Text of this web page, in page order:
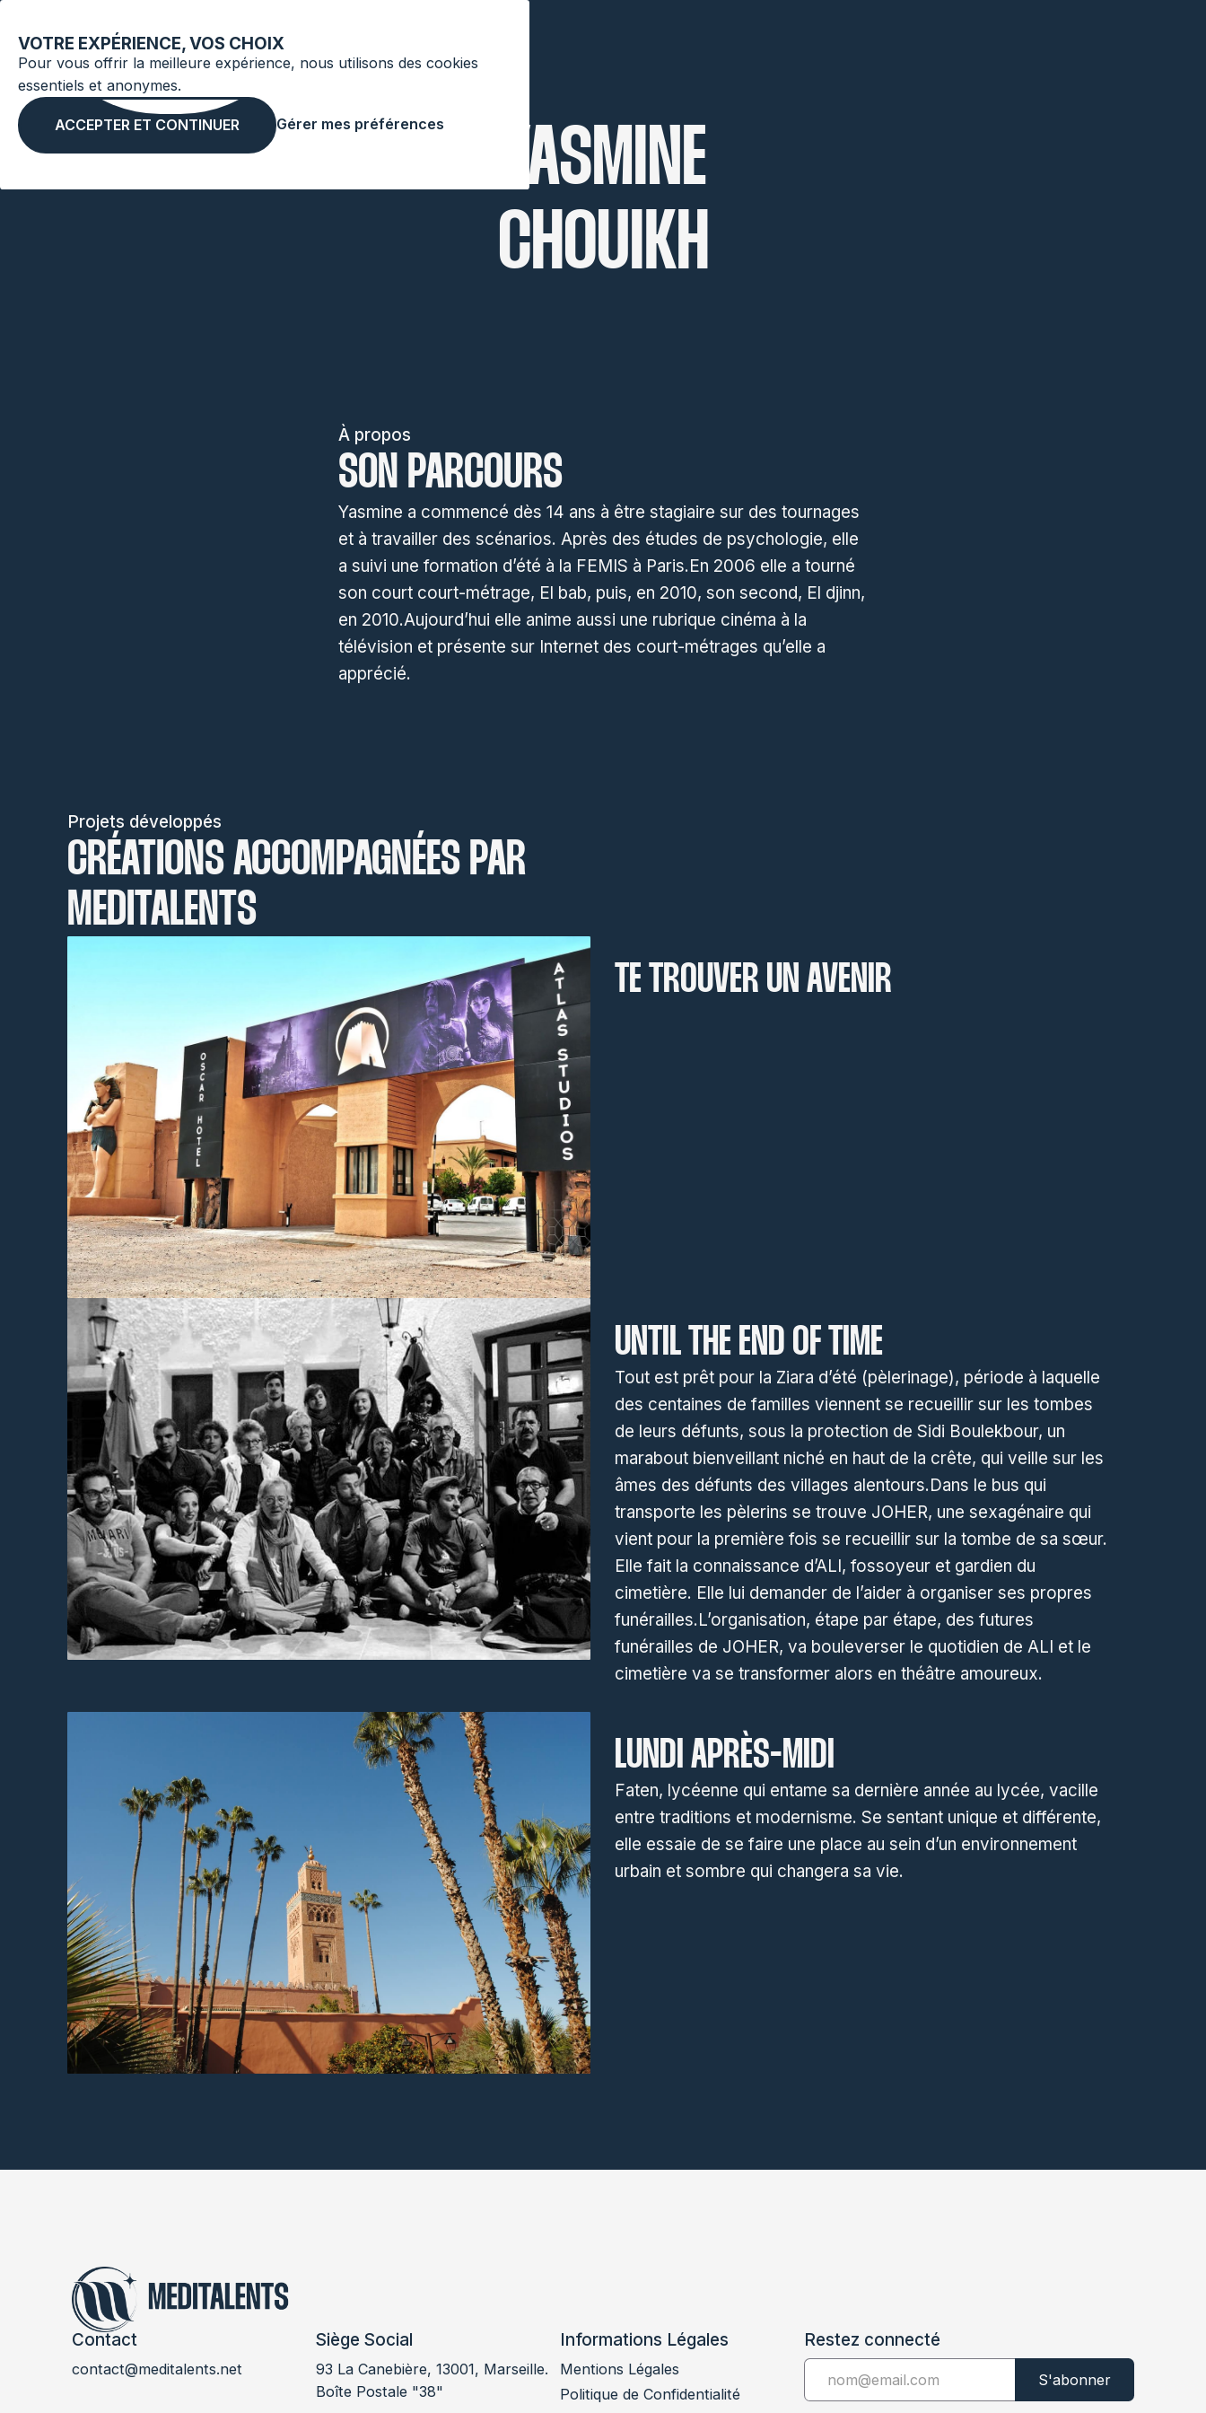
VOTRE EXPÉRIENCE, VOS CHOIX
Pour vous offrir la meilleure expérience, nous utilisons des cookies
essentiels et anonymes.
ACCEPTER ET CONTINUER Gérer mes préférences
YASMINE
CHOUIKH
À propos
SON PARCOURS
Yasmine a commencé dès 14 ans à être stagiaire sur des tournages
et à travailler des scénarios. Après des études de psychologie, elle
a suivi une formation d’été à la FEMIS à Paris.En 2006 elle a tourné
son court court-métrage, El bab, puis, en 2010, son second, El djinn,
en 2010.Aujourd’hui elle anime aussi une rubrique cinéma à la
télévision et présente sur Internet des court-métrages qu’elle a
apprécié.
Projets développés
CRÉATIONS ACCOMPAGNÉES PAR
MEDITALENTS
LABMED 2012
TE TROUVER UN AVENIR
LABMED 2014
UNTIL THE END OF TIME
Tout est prêt pour la Ziara d’été (pèlerinage), période à laquelle
des centaines de familles viennent se recueillir sur les tombes
de leurs défunts, sous la protection de Sidi Boulekbour, un
marabout bienveillant niché en haut de la crête, qui veille sur les
âmes des défunts des villages alentours.Dans le bus qui
transporte les pèlerins se trouve JOHER, une sexagénaire qui
vient pour la première fois se recueillir sur la tombe de sa sœur.
Elle fait la connaissance d’ALI, fossoyeur et gardien du
cimetière. Elle lui demander de l’aider à organiser ses propres
funérailles.L’organisation, étape par étape, des futures
funérailles de JOHER, va bouleverser le quotidien de ALI et le
cimetière va se transformer alors en théâtre amoureux.
LUNDI APRÈS-MIDI
Faten, lycéenne qui entame sa dernière année au lycée, vacille
entre traditions et modernisme. Se sentant unique et différente,
elle essaie de se faire une place au sein d’un environnement
urbain et sombre qui changera sa vie.
Contact
contact@meditalents.net
Siège Social
93 La Canebière, 13001, Marseille.
Boîte Postale "38"
Informations Légales
Mentions Légales
Politique de Confidentialité
Restez connecté